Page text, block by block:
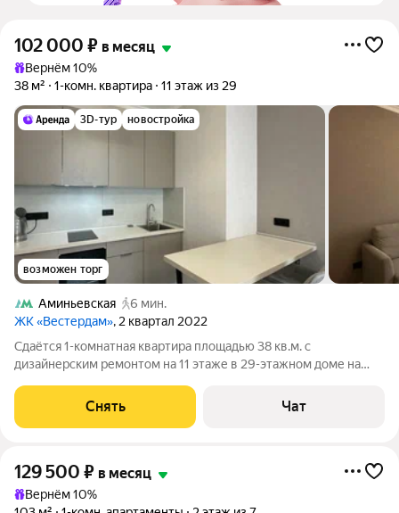
102 000 ₽ в месяц
Вернём 10%
38 м²
1-комн. квартира 11 этаж из 29
3D-тур новостройка
возможен торг
Аминьевская
6 мин.
ЖК «Вестердам», 2 квартал 2022
Сдаётся 1-комнатная квартира площадью 38 кв.м. с
дизайнерским ремонтом на 11 этаже в 29-этажном доме на
Дом - монолитный, окна
Снять Чат
129 500 ₽ в месяц
Вернём 10%